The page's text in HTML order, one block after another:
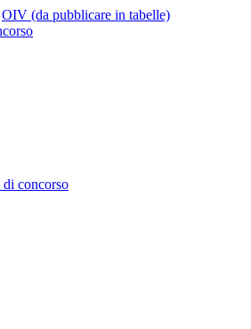
OIV (da pubblicare in tabelle)
concorso